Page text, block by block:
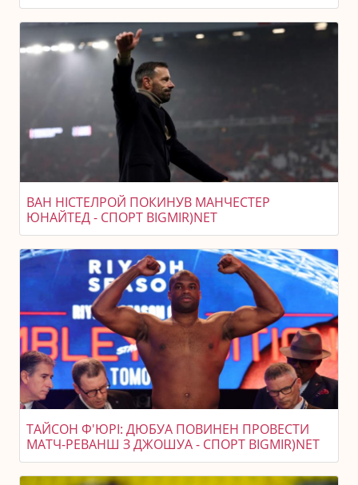
ВАН НІСТЕЛРОЙ ПОКИНУВ МАНЧЕСТЕР
ЮНАЙТЕД - СПОРТ BIGMIR)NET
ТАЙСОН Ф'ЮРІ: ДЮБУА ПОВИНЕН ПРОВЕСТИ
МАТЧ-РЕВАНШ З ДЖОШУА - СПОРТ BIGMIR)NET